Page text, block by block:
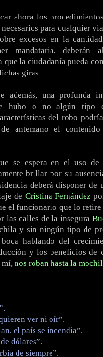
ahora los
para cualquier
excesos en la
mandataria, deberán
que la ciudadanía pueda
giras.
además, una profunda
hubo o no algún tipo
del robo
antemano el
se espera en el uso de
brillar por su
deberá disponer de
de Cristina Fernández
el funcionario que lo retire
las calles de la insegura
y sin ningún tipo de
hablando del
y los beneficios de
mí, nos roban hasta la
ver ni oír”.
el país se incendia”.
dólares”.
de siempre”.